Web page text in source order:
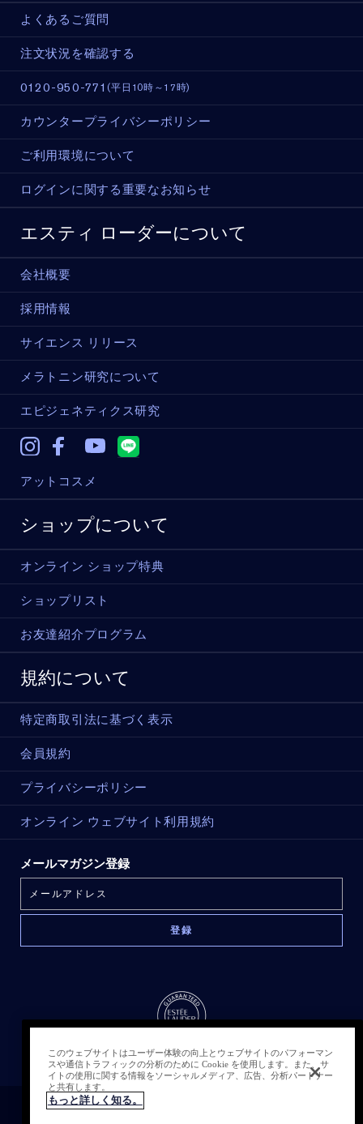
売り切れ
よくあるご質問
注文状況を確認する
0120-950-771 (平日10時～17時)
カウンタープライバシーポリシー
ご利用環境について
ログインに関する重要なお知らせ
エスティ ローダーについて
会社概要
採用情報
サイエンス リリース
メラトニン研究について
エピジェネティクス研究
InstagramFacebook
アットコスメ
ショップについて
オンライン ショップ特典
ショップリスト
お友達紹介プログラム
規約について
特定商取引法に基づく表示
会員規約
プライバシーポリシー
オンライン ウェブサイト利用規約
メールマガジン登録
このウェブサイトはユーザー体験の向上とウェブサイトのパフォーマン
スや通信トラフィックの分析のために Cookie を使用します。また、サ
イトの使用に関する情報をソーシャルメディア、広告、分析パートナー
と共有します。
もっと詳しく知る。